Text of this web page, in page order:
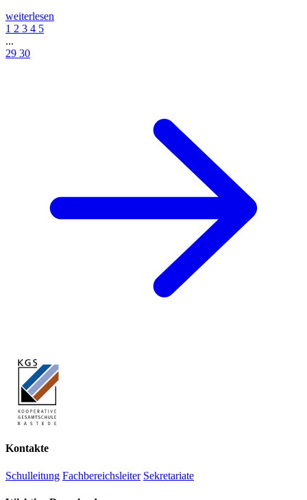
weiterlesen
1 2 3 4 5
...
29 30
Kontakte
Schulleitung Fachbereichsleiter Sekretariate